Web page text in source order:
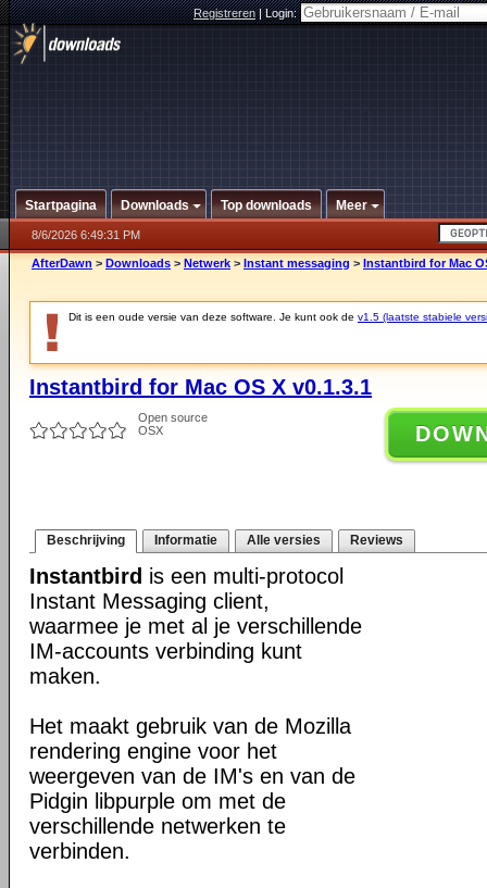
Registreren|Login:
Startpagina Downloads Top downloads Meer
8/6/2026 6:49:31 PM
AfterDawn > Downloads > Netwerk > Instant messaging > Instantbird for Mac
Dit is een oude versie van deze software. Je kunt ook de v1.5 (laatste stabiele
Instantbird for Mac OS X v0.1.3.1
Open source
OSX
Beschrijving Informatie Alle versies Reviews
Instantbird is een multi-protocol
Instant Messaging client,
waarmee je met al je verschillende
IM-accounts verbinding kunt
maken.
Het maakt gebruik van de Mozilla
rendering engine voor het
weergeven van de IM's en van de
Pidgin libpurple om met de
verschillende netwerken te
verbinden.